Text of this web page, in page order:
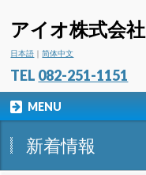
アイオ株式会社
日本語 ｜简体中文
TEL 082-251-1151
MENU
新着情報